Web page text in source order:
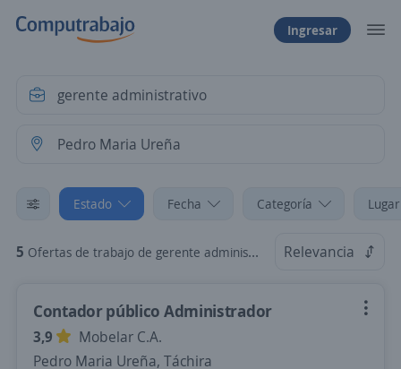
Ingresar
Estado Fecha Categoría
5 Ofertas de trabajo de gerente administrativo en Pedro Maria Ureña, Táchira Relevancia
Contador público Administrador
3,9
Mobelar C.A.
Pedro Maria Ureña, Táchira